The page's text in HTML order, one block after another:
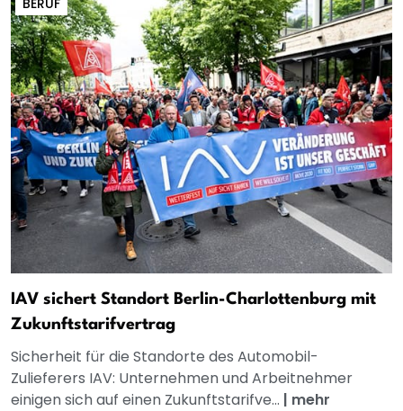
IAV sichert Standort Berlin-Charlottenburg mit
Zukunftstarifvertrag
Sicherheit für die Standorte des Automobil-
Zulieferers IAV: Unternehmen und Arbeitnehmer
einigen sich auf einen Zukunftstarifve... | mehr